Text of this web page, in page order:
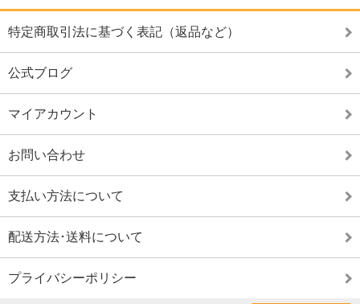
特定商取引法に基づく表記（返品など）
公式ブログ
マイアカウント
お問い合わせ
支払い方法について
配送方法･送料について
プライバシーポリシー